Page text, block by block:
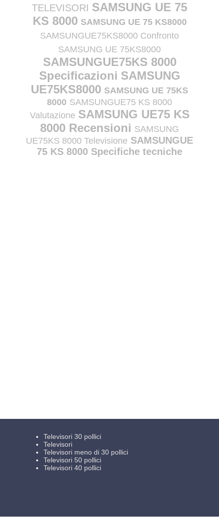
TELEVISORI SAMSUNG UE 75
KS 8000 SAMSUNG UE 75 KS8000
SAMSUNGUE75KS8000 Confronto
SAMSUNG UE 75KS8000
SAMSUNGUE75KS 8000
Specificazioni SAMSUNG
UE75KS8000 SAMSUNG UE 75KS
8000 SAMSUNGUE75 KS 8000
Valutazione SAMSUNG UE75 KS
8000 Recensioni SAMSUNG
UE75KS 8000 Televisione SAMSUNGUE
75 KS 8000 Specifiche tecniche
Televisori 30 pollici
Televisori
Televisori meno di 30 pollici
Televisori 50 pollici
Televisori 40 pollici